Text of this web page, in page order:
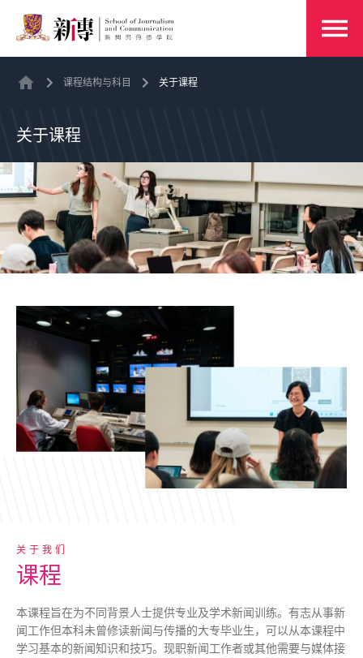
课程结构与科目 关于课程
关于课程
关于我们
课程
本课程旨在为不同背景人士提供专业及学术新闻训练。有志从事新
闻工作但本科未曾修读新闻与传播的大专毕业生，可以从本课程中
学习基本的新闻知识和技巧。现职新闻工作者或其他需要与媒体接